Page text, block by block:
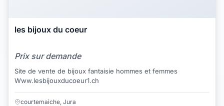
les bijoux du coeur
Prix sur demande
Site de vente de bijoux fantaisie hommes et femmes
Www.lesbijouxducoeur1.ch
courtemaiche, Jura